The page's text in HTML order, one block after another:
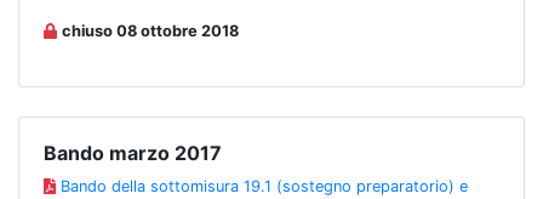
chiuso 08 ottobre 2018
Bando marzo 2017
Bando della sottomisura 19.1 (sostegno preparatorio) e